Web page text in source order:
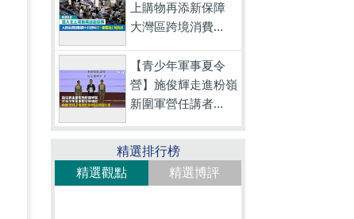
上購物再添新保障
大灣區跨境消費...
【青少年軍事夏令
營】施俊輝走進粉嶺
新圍軍營任講者...
精選排行榜
精選觀點
精選博評